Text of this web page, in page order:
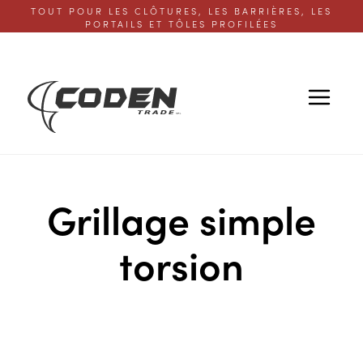
TOUT POUR LES CLÔTURES, LES BARRIÈRES, LES
PORTAILS ET TÔLES PROFILÉES
Grillage simple
torsion